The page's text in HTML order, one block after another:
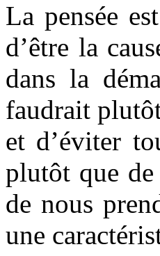
La pensée
d’être la
dans la
faudrait
et d’éviter
plutôt que de
de nous
une